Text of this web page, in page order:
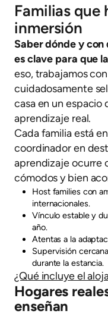
Familias que
inmersión
Saber dónde y con
es clave para que
eso, trabajamos
cuidadosamente
casa en un espacio
aprendizaje real.
Cada familia está
coordinador en
aprendizaje ocurre
cómodos y bien
Host families con
internacionales.
Vínculo estable y
año.
Atentas a la
Supervisión
durante la estancia.
¿Qué incluye el
Hogares
enseñan